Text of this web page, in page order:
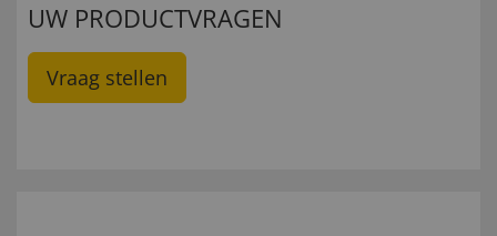
UW PRODUCTVRAGEN
Vraag stellen